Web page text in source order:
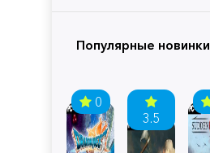
Популярные новинки
0
3.5